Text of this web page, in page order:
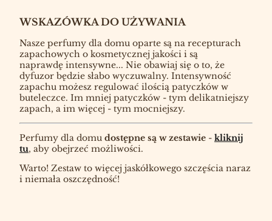
WSKAZÓWKA DO UŻYWANIA
Nasze perfumy dla domu oparte są na recepturach
zapachowych o kosmetycznej jakości i są
naprawdę intensywne... Nie obawiaj się o to, że
dyfuzor będzie słabo wyczuwalny. Intensywność
zapachu możesz regulować ilością patyczków w
buteleczce. Im mniej patyczków - tym delikatniejszy
zapach, a im więcej - tym mocniejszy.
Perfumy dla domu dostępne są w zestawie - kliknij
tu, aby obejrzeć możliwości.
Warto! Zestaw to więcej jaskółkowego szczęścia naraz
i niemała oszczędność!